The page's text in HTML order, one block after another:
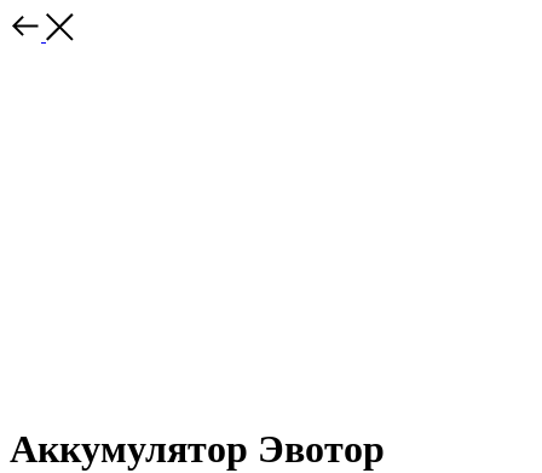
Аккумулятор Эвотор